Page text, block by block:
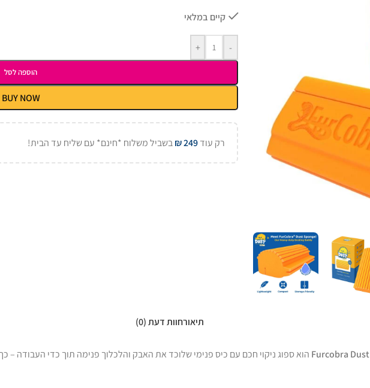
קיים במלאי
-
+
הוספה לסל
BUY NOW
רק עוד ₪249 בשביל משלוח *חינם* עם שליח עד הבית!
תיאורחוות דעת (0)
Furcobra Dust הוא ספוג ניקוי חכם עם כיס פנימי שלוכד את האבק והלכלוך פנימה תוך כדי העבודה